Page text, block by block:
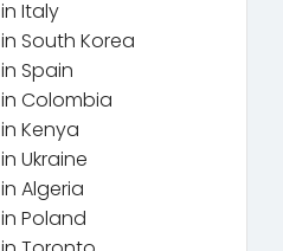
Italy
South Korea
Spain
Colombia
Kenya
Ukraine
Algeria
Poland